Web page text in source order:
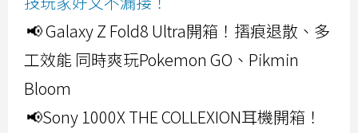
📢 Galaxy Z Fold8 Ultra開箱！摺痕退散、多
工效能 同時爽玩Pokemon GO、Pikmin
Bloom
📢Sony 1000X THE COLLEXION耳機開箱！